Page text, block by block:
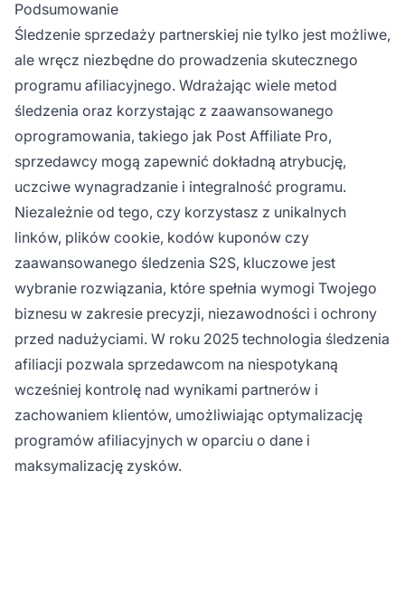
Podsumowanie
Śledzenie sprzedaży partnerskiej nie tylko jest możliwe,
ale wręcz niezbędne do prowadzenia skutecznego
programu afiliacyjnego. Wdrażając wiele metod
śledzenia oraz korzystając z zaawansowanego
oprogramowania, takiego jak Post Affiliate Pro,
sprzedawcy mogą zapewnić dokładną atrybucję,
uczciwe wynagradzanie i integralność programu.
Niezależnie od tego, czy korzystasz z unikalnych
linków, plików cookie, kodów kuponów czy
zaawansowanego śledzenia S2S, kluczowe jest
wybranie rozwiązania, które spełnia wymogi Twojego
biznesu w zakresie precyzji, niezawodności i ochrony
przed nadużyciami. W roku 2025 technologia śledzenia
afiliacji pozwala sprzedawcom na niespotykaną
wcześniej kontrolę nad wynikami partnerów i
zachowaniem klientów, umożliwiając optymalizację
programów afiliacyjnych w oparciu o dane i
maksymalizację zysków.